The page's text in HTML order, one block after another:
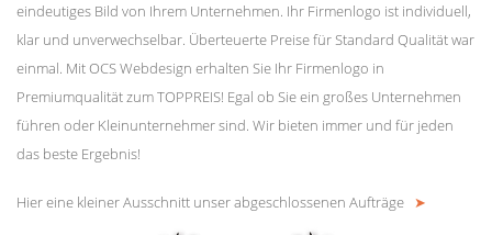
eindeutiges Bild von Ihrem Unternehmen. Ihr Firmenlogo ist individuell,
klar und unverwechselbar. Überteuerte Preise für Standard Qualität war
einmal. Mit OCS Webdesign erhalten Sie Ihr Firmenlogo in
Premiumqualität zum TOPPREIS! Egal ob Sie ein großes Unternehmen
führen oder Kleinunternehmer sind. Wir bieten immer und für jeden
das beste Ergebnis!
Hier eine kleiner Ausschnitt unser abgeschlossenen Aufträge ➤